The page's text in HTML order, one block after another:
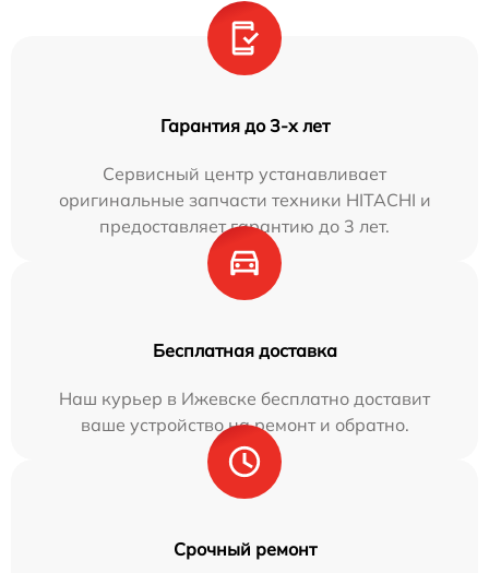
Гарантия до 3-х лет
Сервисный центр устанавливает
оригинальные запчасти техники HITACHI и
предоставляет гарантию до 3 лет.
Бесплатная доставка
Наш курьер в Ижевске бесплатно доставит
ваше устройство на ремонт и обратно.
Срочный ремонт